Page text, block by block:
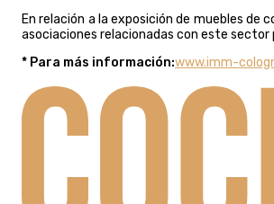
En relación a la exposición de muebles
asociaciones relacionadas con este sector
* Para más información:www.imm-